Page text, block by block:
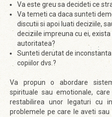
Va este greu sa decideti ce
Va temeti ca daca sunteti
discutii si apoi luati deciziile,
deciziile impreuna cu ei,
autoritatea?
Sunteti derutat de
copiilor dvs.?
Va propun o abordare
spirituale sau emotionale,
restabilirea unor legaturi cu
problemele pe care le aveti